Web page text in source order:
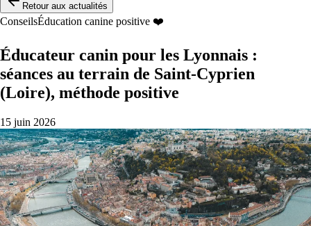
Retour aux actualités
ConseilsÉducation canine positive ❤️
Éducateur canin pour les Lyonnais :
séances au terrain de Saint-Cyprien
(Loire), méthode positive
15 juin 2026